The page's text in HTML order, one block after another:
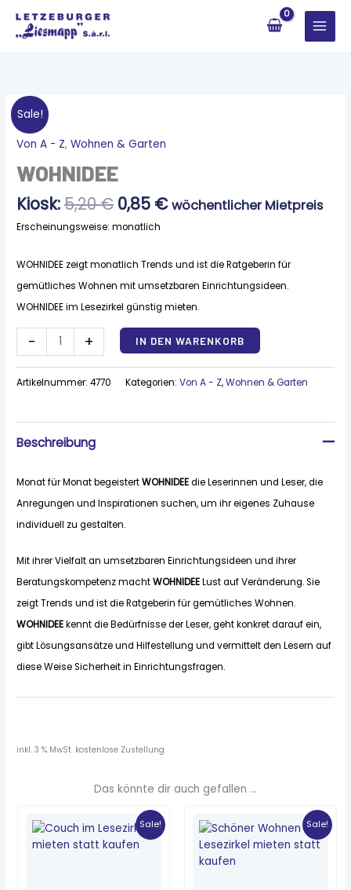
Inhalt
springen
Sale!
Von A - Z,Wohnen & Garten
WOHNIDEE
Kiosk:5,20€
Ursprünglicher
Preis
war:
5,20 €
0,85 €0,85 €.
wöchentlicher Mietpreis
Erscheinungsweise: monatlich
WOHNIDEE zeigt monatlich Trends und ist die Ratgeberin für
gemütliches Wohnen mit umsetzbaren Einrichtungsideen.
WOHNIDEE im Lesezirkel günstig mieten.
-
WOHNIDEE
Menge
+ IN DEN WARENKORB Alternative:
Artikelnummer:4770 Kategorien:Von A - Z,Wohnen & Garten
Beschreibung
Monat für Monat begeistertWOHNIDEEdie Leserinnen und Leser, die
Anregungen und Inspirationen suchen, um ihr eigenes Zuhause
individuell zu gestalten.
Mit ihrer Vielfalt an umsetzbaren Einrichtungsideen und ihrer
Beratungskompetenz machtWOHNIDEELust auf Veränderung. Sie
zeigt Trends und ist die Ratgeberin für gemütliches Wohnen.
WOHNIDEEkennt die Bedürfnisse der Leser, geht konkret darauf ein,
gibt Lösungsansätze und Hilfestellung und vermittelt den Lesern auf
diese Weise Sicherheit in Einrichtungsfragen.
inkl. 3 % MwSt. kostenlose Zustellung
Das könnte dir auch gefallen …
Sale!
Ursprünglicher
war:
Aktueller
Preis
ist:
0,47 €.
Sale!
Ursprünglicher
war:
Aktueller
Preis
ist:
1,15 €.